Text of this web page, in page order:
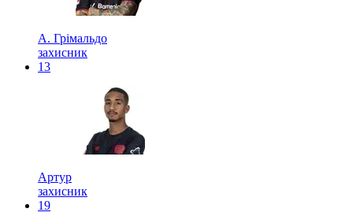
А. Грімальдо
захисник
13
Артур
захисник
19